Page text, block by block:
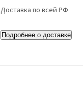
Доставка по всей РФ
Подробнее о доставке